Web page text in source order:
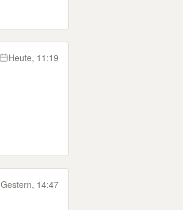
Heute, 11:19
Gestern, 14:47